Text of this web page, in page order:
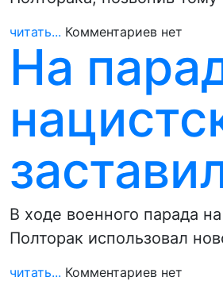
читать... Комментариев нет
На
В ходе военного парада
Полторак использовал
читать... Комментариев нет